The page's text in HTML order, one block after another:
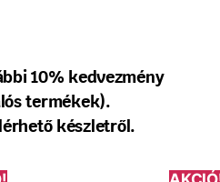
10% kedvezmény
termékek).
készletről.